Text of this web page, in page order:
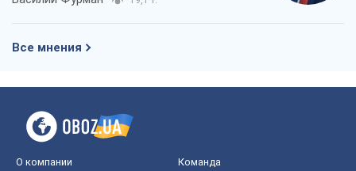
Все мнения
О компании Команда